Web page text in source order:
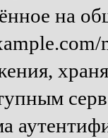
на